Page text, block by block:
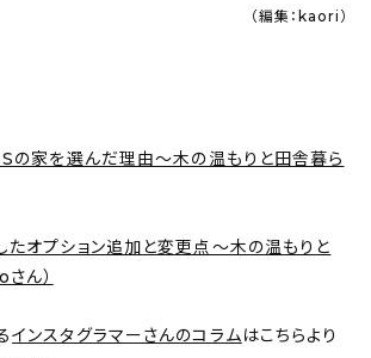
（編集：kaori）
の家を選んだ理由〜木の温もりと田舎暮ら
たオプション追加と変更点〜木の温もりと
ん）
インスタグラマーさんのコラムはこちらより